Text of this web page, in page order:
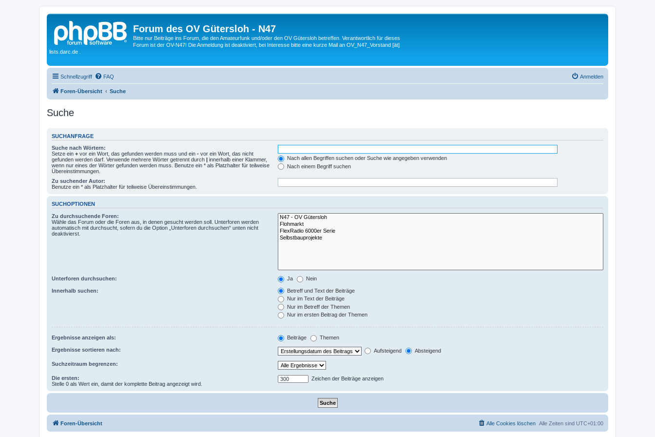
Forum des OV Gütersloh - N47
Bitte nur Beiträge ins Forum, die den Amateurfunk und/oder den OV Gütersloh betreffen. Verantwortlich für dieses
Forum ist der OV-N47! Die Anmeldung ist deaktiviert, bei Interesse bitte eine kurze Mail an OV_N47_Vorstand [ät]
lists.darc.de .
Schnellzugriff FAQ Anmelden
Foren-Übersicht Suche
Suche
SUCHANFRAGE
Suche nach Wörtern:
Setze ein + vor ein Wort, das gefunden werden muss und ein - vor ein Wort, das nicht
gefunden werden darf. Verwende mehrere Wörter getrennt durch | innerhalb einer Klammer,
wenn nur eines der Wörter gefunden werden muss. Benutze ein * als Platzhalter für teilweise
Übereinstimmungen.
Nach allen Begriffen suchen oder Suche wie angegeben verwenden
Nach einem Begriff suchen
Zu suchender Autor:
Benutze ein * als Platzhalter für teilweise Übereinstimmungen.
SUCHOPTIONEN
Zu durchsuchende Foren:
Wähle das Forum oder die Foren aus, in denen gesucht werden soll. Unterforen werden
automatisch mit durchsucht, sofern du die Option „Unterforen durchsuchen“ unten nicht
deaktivierst.
Unterforen durchsuchen: Ja Nein
Innerhalb suchen:
Betreff und Text der Beiträge
Nur im Text der Beiträge
Nur im Betreff der Themen
Nur im ersten Beitrag der Themen
Ergebnisse anzeigen als: Beiträge Themen
Ergebnisse sortieren nach: Aufsteigend Absteigend
Suchzeitraum begrenzen:
Die ersten:
Stelle 0 als Wert ein, damit der komplette Beitrag angezeigt wird.
Zeichen der Beiträge anzeigen
Foren-Übersicht Alle Zeiten sind UTC+01:00
Alle Cookies löschen